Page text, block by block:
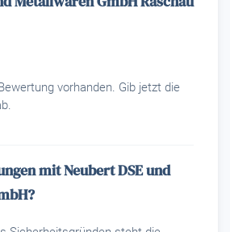
vorhanden. Gib jetzt die
mit Neubert DSE und